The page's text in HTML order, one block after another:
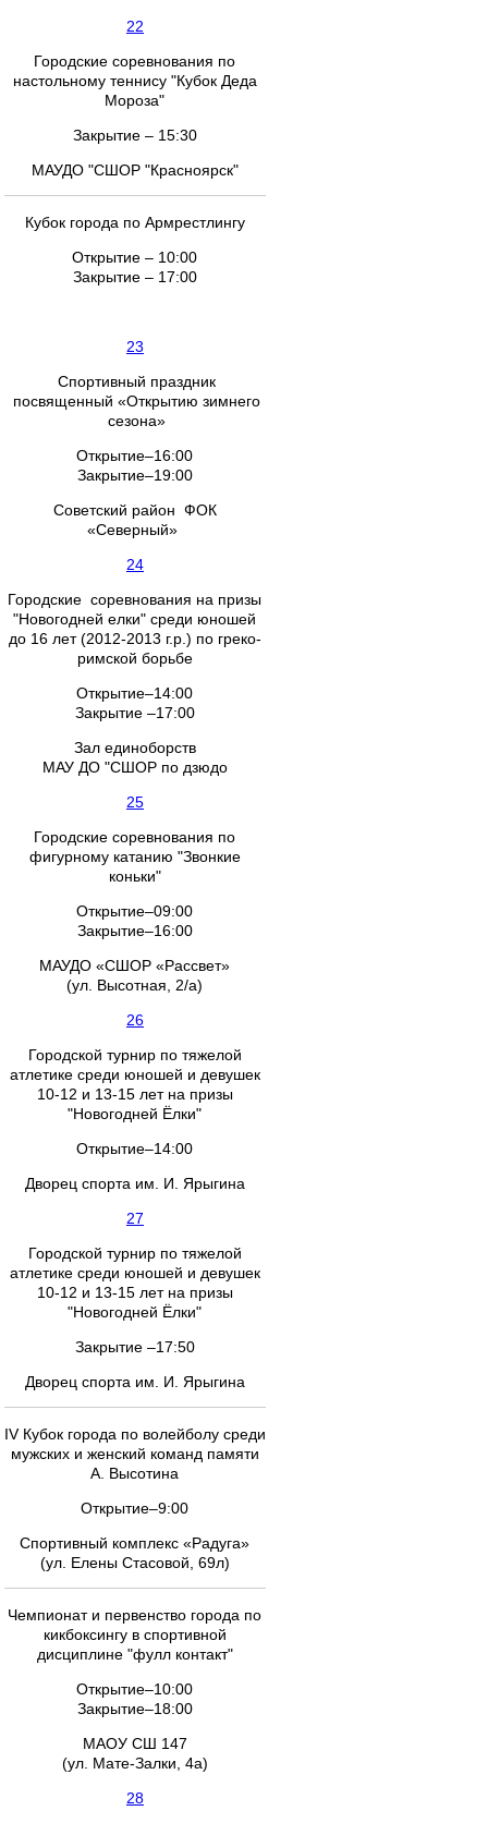
22
Городские соревнования по
настольному теннису "Кубок Деда
Мороза"
Закрытие – 15:30
МАУДО "СШОР "Красноярск"
Кубок города по Армрестлингу
Открытие – 10:00
Закрытие – 17:00
23
Спортивный праздник
посвященный «Открытию зимнего
сезона»
Открытие–16:00
Закрытие–19:00
Советский район ФОК
«Северный»
24
Городские соревнования на призы
"Новогодней елки" среди юношей
до 16 лет (2012-2013 г.р.) по греко-
римской борьбе
Открытие–14:00
Закрытие –17:00
Зал единоборств
МАУ ДО "СШОР по дзюдо
25
Городские соревнования по
фигурному катанию "Звонкие
коньки"
Открытие–09:00
Закрытие–16:00
МАУДО «СШОР «Рассвет»
(ул. Высотная, 2/а)
26
Городской турнир по тяжелой
атлетике среди юношей и девушек
10-12 и 13-15 лет на призы
"Новогодней Ёлки"
Открытие–14:00
Дворец спорта им. И. Ярыгина
27
Городской турнир по тяжелой
атлетике среди юношей и девушек
10-12 и 13-15 лет на призы
"Новогодней Ёлки"
Закрытие –17:50
Дворец спорта им. И. Ярыгина
IV Кубок города по волейболу среди
мужских и женский команд памяти
А. Высотина
Открытие–9:00
Спортивный комплекс «Радуга»
(ул. Елены Стасовой, 69л)
Чемпионат и первенство города по
кикбоксингу в спортивной
дисциплине "фулл контакт"
Открытие–10:00
Закрытие–18:00
МАОУ СШ 147
(ул. Мате-Залки, 4а)
28